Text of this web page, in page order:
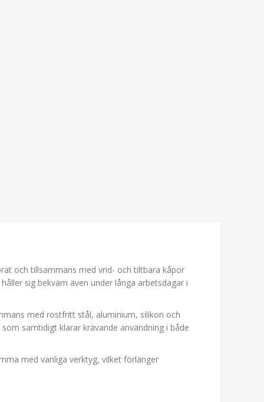
och tillsammans med vrid- och tiltbara kåpor
sig bekväm även under långa arbetsdagar i
med rostfritt stål, aluminium, silikon och
samtidigt klarar krävande användning i både
med vanliga verktyg, vilket förlänger